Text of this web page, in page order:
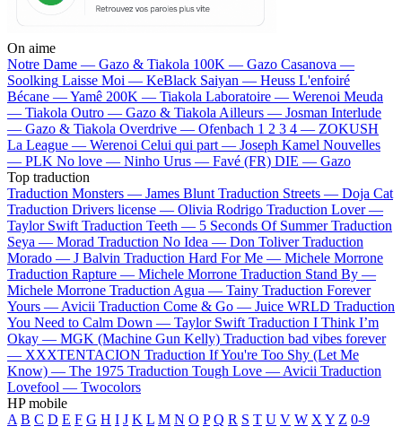
On aime
Notre Dame — Gazo & Tiakola 100K — Gazo Casanova —
Soolking Laisse Moi — KeBlack Saiyan — Heuss L'enfoiré
Bécane —Yamê 200K — Tiakola Laboratoire — Werenoi Meuda
— Tiakola Outro — Gazo & Tiakola Ailleurs — Josman Interlude
— Gazo & Tiakola Overdrive — Ofenbach 1 2 3 4 — ZOKUSH
La League — Werenoi Celui qui part — Joseph Kamel Nouvelles
— PLK No love — Ninho Urus — Favé (FR) DIE — Gazo
Top traduction
Traduction Monsters — James Blunt Traduction Streets — Doja Cat
Traduction Drivers license — Olivia Rodrigo Traduction Lover —
Taylor Swift Traduction Teeth — 5 Seconds Of Summer Traduction
Seya — Morad Traduction No Idea — Don Toliver Traduction
Morado — J Balvin Traduction Hard For Me — Michele Morrone
Traduction Rapture — Michele Morrone Traduction Stand By —
Michele Morrone Traduction Agua — Tainy Traduction Forever
Yours — Avicii Traduction Come & Go — Juice WRLD Traduction
You Need to Calm Down — Taylor Swift Traduction I Think I’m
Okay — MGK (Machine Gun Kelly) Traduction bad vibes forever
— XXXTENTACION Traduction If You're Too Shy (Let Me
Know) — The 1975 Traduction Tough Love — Avicii Traduction
Lovefool — Twocolors
HP mobile
A B C D E F G H I J K L M N O P Q R S T U V W X Y Z 0-9